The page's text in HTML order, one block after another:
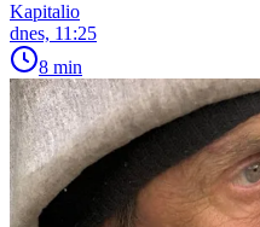
Kapitalio
dnes, 11:25
8 min